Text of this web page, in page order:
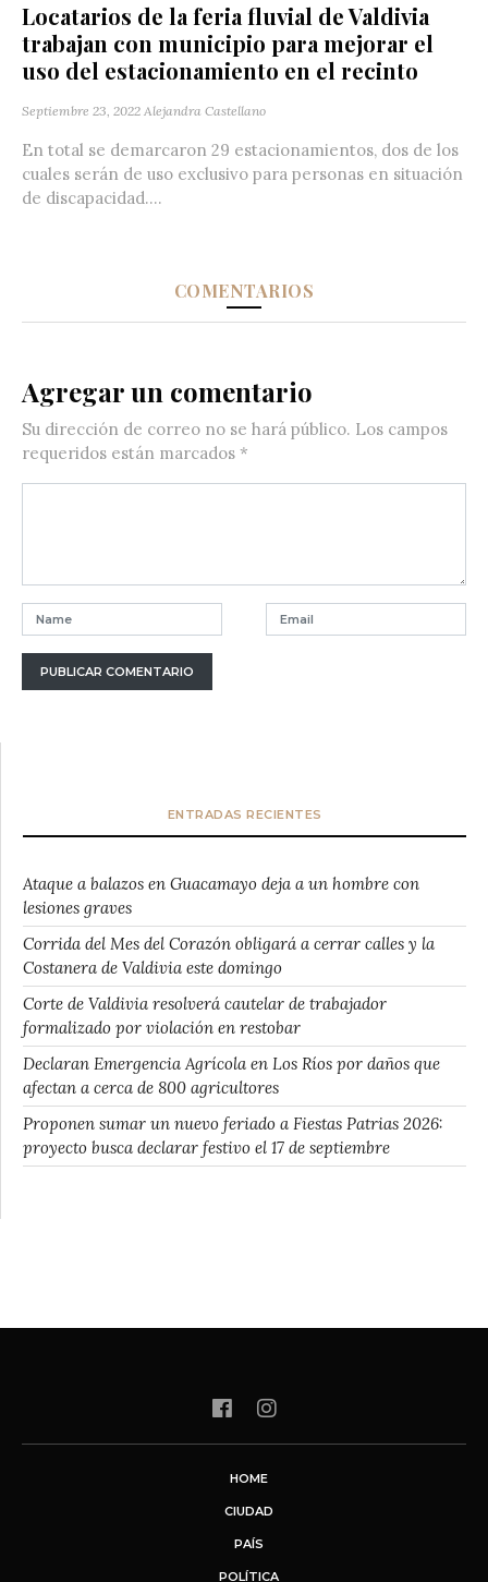
Locatarios de la feria fluvial de Valdivia
trabajan con municipio para mejorar el
uso del estacionamiento en el recinto
Septiembre 23, 2022 Alejandra Castellano
En total se demarcaron 29 estacionamientos, dos de los
cuales serán de uso exclusivo para personas en situación
de discapacidad....
COMENTARIOS
Agregar un comentario
Su dirección de correo no se hará público. Los campos
requeridos están marcados *
ENTRADAS RECIENTES
Ataque a balazos en Guacamayo deja a un hombre con
lesiones graves
Corrida del Mes del Corazón obligará a cerrar calles y la
Costanera de Valdivia este domingo
Corte de Valdivia resolverá cautelar de trabajador
formalizado por violación en restobar
Declaran Emergencia Agrícola en Los Ríos por daños que
afectan a cerca de 800 agricultores
Proponen sumar un nuevo feriado a Fiestas Patrias 2026:
proyecto busca declarar festivo el 17 de septiembre
HOME
CIUDAD
PAÍS
POLÍTICA